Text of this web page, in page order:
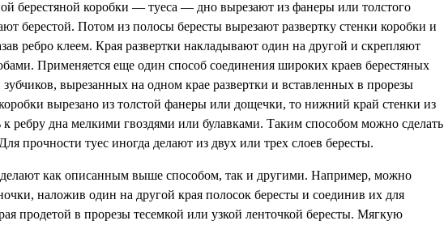
берестяной коробки — туеса — дно вырезают из фанеры или толстого
берестой. Потом из полосы бересты вырезают развертку стенки коробки и
ребро клеем. Края развертки накладывают один на другой и скрепляют
Применяется еще один способ соединения широких краев берестяных
вырезанных на одном крае развертки и вставленных в прорезы
вырезано из толстой фанеры или дощечки, то нижний край стенки из
ребру дна мелкими гвоздями или булавками. Таким способом можно сделать
прочности туес иногда делают из двух или трех слоев бересты.
как описанным выше способом, так и другими. Например, можно
наложив один на другой края полосок бересты и соединив их для
продетой в прорезы тесемкой или узкой ленточкой бересты. Мягкую